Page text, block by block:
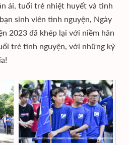
ái, tuổi trẻ nhiệt huyết và tinh
sinh viên tình nguyện, Ngày
2023 đã khép lại với niềm hân
trẻ tình nguyện, với những kỷ